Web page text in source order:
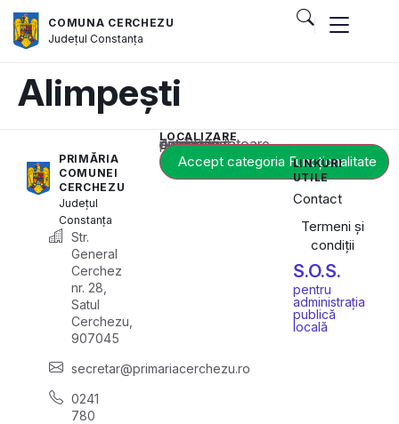
COMUNA CERCHEZU
JudețulConstanța
Alimpești
PRIMĂRIA
COMUNEI
CERCHEZU
Județul
Constanța
Str.
General
Cerchez
nr. 28,
Satul
Cerchezu,
907045
secretar@primariacerchezu.ro
0241
780
LOCALIZARE
Acest conținut este blocat până când acceptați categoria corespunzătoare de cookie-uri.
Accept categoria Funcționalitate
LINKURI
UTILE
Contact
Termeni și
condiții
S.O.S.
pentru
administrația
publică
locală